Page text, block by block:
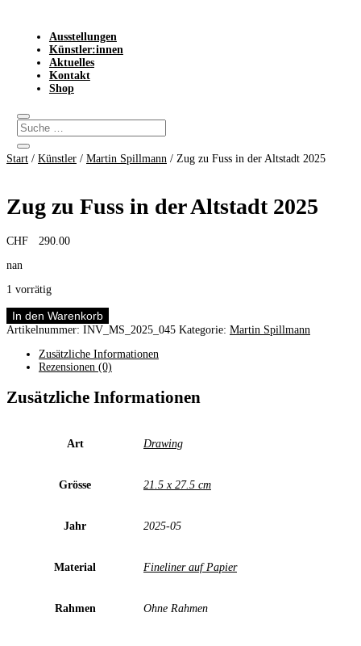
Ausstellungen
Künstler:innen
Aktuelles
Kontakt
Shop
Start / Künstler / Martin Spillmann / Zug zu Fuss in der Altstadt 2025
Zug zu Fuss in der Altstadt 2025
CHF
290.00
nan
1 vorrätig
Zug
zu
2025
Menge
In den Warenkorb
Artikelnummer: INV_MS_2025_045 Kategorie: Martin Spillmann
Zusätzliche Informationen
Rezensionen (0)
Zusätzliche Informationen
Art Drawing
Grösse 21.5 x 27.5 cm
Jahr 2025-05
Material Fineliner auf Papier
Rahmen Ohne Rahmen